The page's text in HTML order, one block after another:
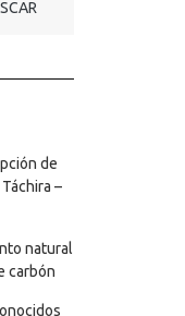
de
–
natural
carbón